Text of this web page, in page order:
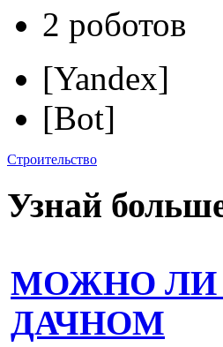
2 роботов
[Yandex]
[Bot]
Строительство
Узнай
МОЖНО ЛИ
ДАЧНОМ